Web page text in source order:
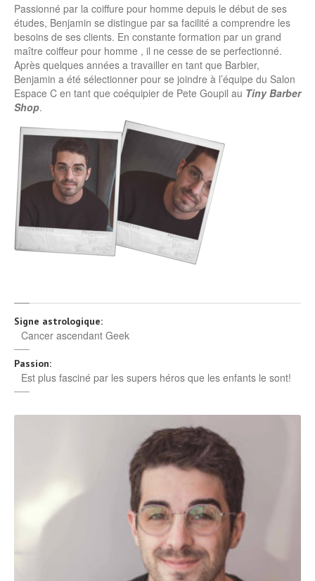
Passionné par la coiffure pour homme depuis le début de ses
études, Benjamin se distingue par sa facilité a comprendre les
besoins de ses clients. En constante formation par un grand
maître coiffeur pour homme , il ne cesse de se perfectionné.
Après quelques années a travailler en tant que Barbier,
Benjamin a été sélectionner pour se joindre à l’équipe du Salon
Espace C en tant que coéquipier de Pete Goupil au Tiny Barber
Shop.
Signe astrologique:
Cancer ascendant Geek
Passion:
Est plus fasciné par les supers héros que les enfants le sont!